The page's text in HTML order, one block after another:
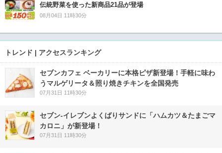
伝統野菜を使った新商品21品が登場
08月04日 11時30分
トレンド | アクセスランキング
セブンカフェ ベーカリーに本格ピザ新登場！手軽に味わ
うマルゲリータ＆照り焼きチキンを全国発売
07月31日 11時30分
セブン‐イレブンよくばりサンドに「ハムカツ＆たまごマ
カロニ」が新登場！
07月31日 11時30分